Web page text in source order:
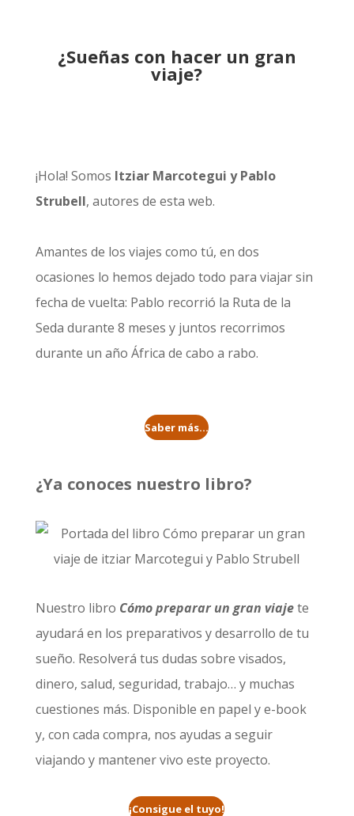
¿Sueñas con hacer un gran
viaje?
¡Hola! Somos Itziar Marcotegui y Pablo
Strubell, autores de esta web.
Amantes de los viajes como tú, en dos
ocasiones lo hemos dejado todo para viajar sin
fecha de vuelta: Pablo recorrió la Ruta de la
Seda durante 8 meses y juntos recorrimos
durante un año África de cabo a rabo.
Saber más...
¿Ya conoces nuestro libro?
Nuestro libro Cómo preparar un gran viajete
ayudará en los preparativos y desarrollo de tu
sueño. Resolverá tus dudas sobre visados,
dinero, salud, seguridad, trabajo… y muchas
cuestiones más. Disponible en papel y e-book
y, con cada compra, nos ayudas a seguir
viajando y mantener vivo este proyecto.
¡Consigue el tuyo!